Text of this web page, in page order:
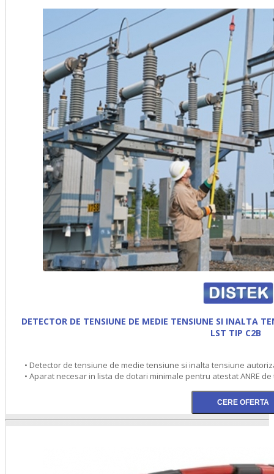
DETECTOR DE TENSIUNE DE MEDIE TENSIUNE SI INALTA
LST TIP C2B
• Detector de tensiune de medie tensiune si inalta tensiune
• Aparat necesar in lista de dotari minimale pentru atestat ANRE de